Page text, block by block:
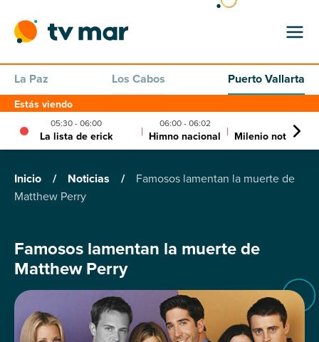
La Paz Los Cabos Puerto Vallarta
Estás viendo
05:30 - 06:00
La lista de erick | 06:00 - 06:02
Himno nacional | 06:02 -
Milenio noticias
Inicio / Noticias /
Famosos lamentan la muerte de
Matthew Perry
Famosos lamentan la muerte de
Matthew Perry